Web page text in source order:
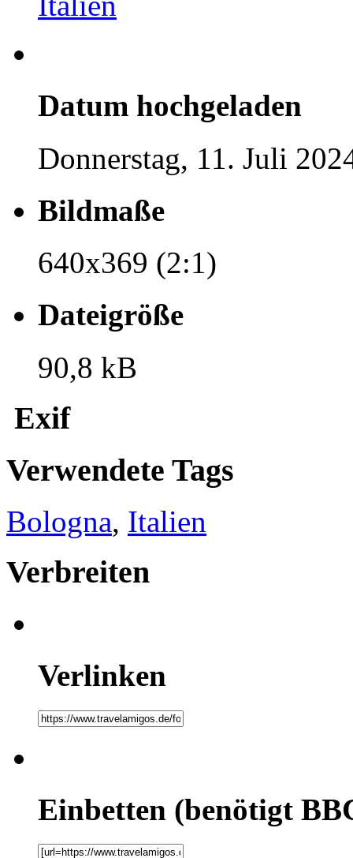
Datum hochgeladen
Donnerstag, 11. Juli
Bildmaße
640x369 (2:1)
Dateigröße
90,8 kB
Exif
Verwendete Tags
Bologna, Italien
Verbreiten
Verlinken
Einbetten (benötigt